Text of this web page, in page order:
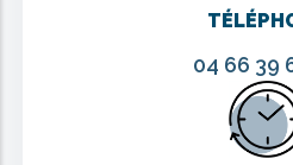
04 66 39